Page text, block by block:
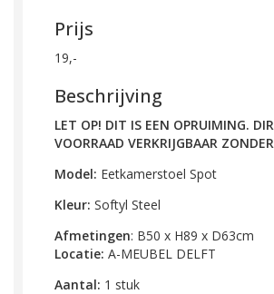
Prijs
19,-
Beschrijving
LET OP! DIT IS EEN OPRUIMING.
VOORRAAD VERKRIJGBAAR
Model: Eetkamerstoel Spot
Kleur: Softyl Steel
Afmetingen: B50 x H89 x D63cm
Locatie: A-MEUBEL DELFT
Aantal: 1 stuk